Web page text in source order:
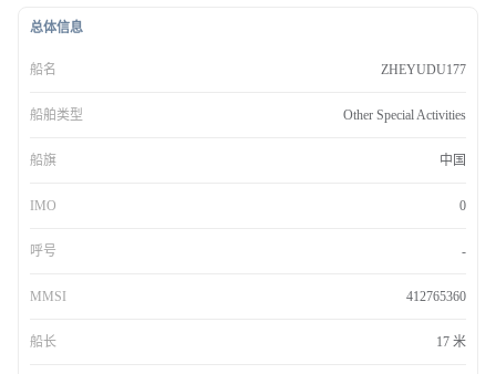
总体信息
船名 ZHEYUDU177
船舶类型 Other Special Activities
船旗 中国
IMO 0
呼号 -
MMSI 412765360
船长 17 米